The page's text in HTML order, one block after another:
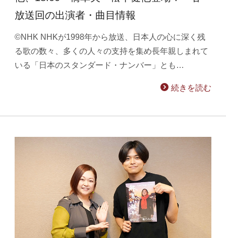
放送回の出演者・曲目情報
©NHK NHKが1998年から放送、日本人の心に深く残
る歌の数々、多くの人々の支持を集め長年親しまれて
いる「日本のスタンダード・ナンバー」とも…
続きを読む